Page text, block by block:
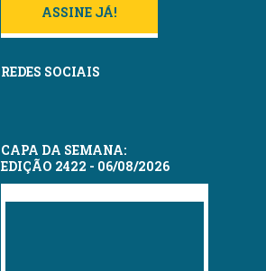
ASSINE JÁ!
REDES SOCIAIS
CAPA DA SEMANA:
EDIÇÃO 2422 - 06/08/2026